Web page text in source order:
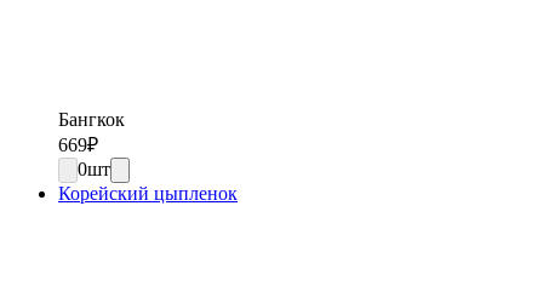
Бангкок
669₽
0шт
Корейский цыпленок